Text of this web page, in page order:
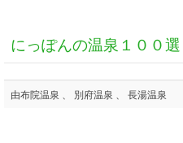
にっぽんの温泉１００選
由布院温泉 、 別府温泉 、 長湯温泉